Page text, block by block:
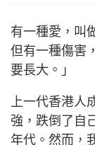
有一種愛，叫
但有一種傷害
要長大。」
上一代香港人
強，跌倒了自
年代。然而，